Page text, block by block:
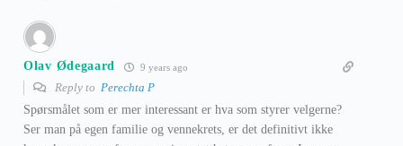
Olav Ødegaard 9 years ago
Reply to Perechta P
Spørsmålet som er mer interessant er hva som styrer velgerne?
Ser man på egen familie og vennekrets, er det definitivt ikke